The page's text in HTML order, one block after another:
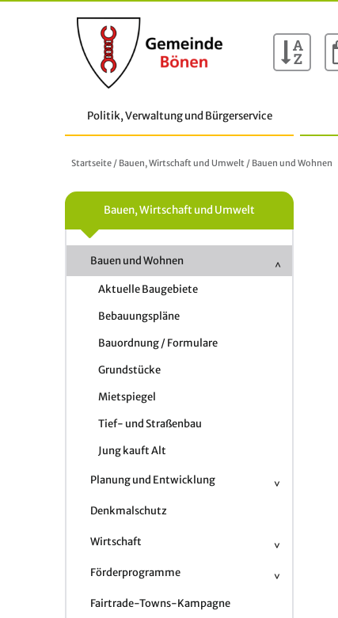
Politik, Verwaltung und Bürgerservice
Startseite / Bauen, Wirtschaft und Umwelt / Bauen und Wohnen
Bauen, Wirtschaft und Umwelt
Bauen und Wohnen
Aktuelle Baugebiete
Bebauungspläne
Bauordnung / Formulare
Grundstücke
Mietspiegel
Tief- und Straßenbau
Jung kauft Alt
Planung und Entwicklung
Denkmalschutz
Wirtschaft
Förderprogramme
Fairtrade-Towns-Kampagne